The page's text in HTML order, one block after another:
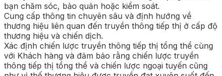
bạn chăm sóc, bảo quản hoặc kiểm soát.
Cung cấp thông tin chuyên sâu và định hướng về
thương hiệu liên quan đến truyền thông tiếp thị ở cấp độ
thương hiệu và chiến dịch.
Xác định chiến lược truyền thông tiếp thị tổng thể cùng
với Khách hàng và đảm bảo rằng chiến lược truyền
thông tiếp thị tổng thể và chiến lược ngoại tuyến cũng